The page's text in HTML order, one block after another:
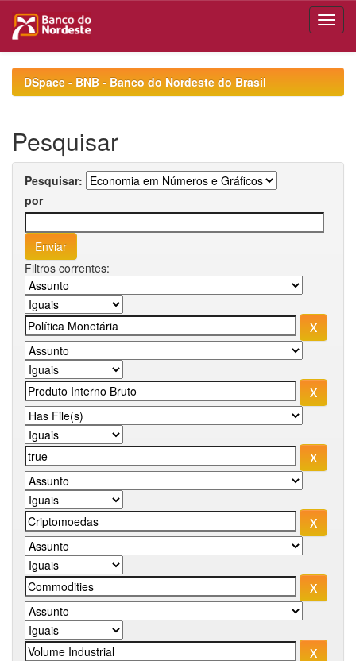
navigationDSpace - BNB - Banco do Nordeste do Brasil
Pesquisar
Pesquisar:
por
Filtros correntes: